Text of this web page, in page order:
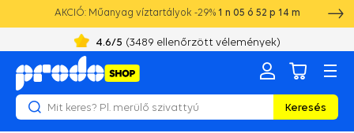
AKCIÓ: Műanyag víztartályok -29% 1 n 05 ó 52 p 14 m
4.6/5 (981ellenőrzött vélemények)
Keresés